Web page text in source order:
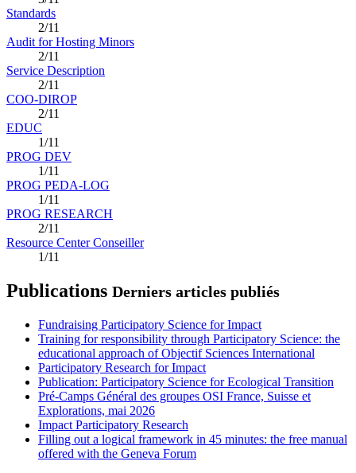
Standards
2/11
Audit for Hosting Minors
2/11
Service Description
2/11
COO-DIROP
2/11
EDUC
1/11
PROG DEV
1/11
PROG PEDA-LOG
1/11
PROG RESEARCH
2/11
Resource Center Conseiller
1/11
Publications Derniers articles publiés
Fundraising Participatory Science for Impact
Training for responsibility through Participatory Science: the
educational approach of Objectif Sciences International
Participatory Research for Impact
Publication: Participatory Science for Ecological Transition
Pré-Camps Général des groupes OSI France, Suisse et
Explorations, mai 2026
Impact Participatory Research
Filling out a logical framework in 45 minutes: the free manual
offered with the Geneva Forum